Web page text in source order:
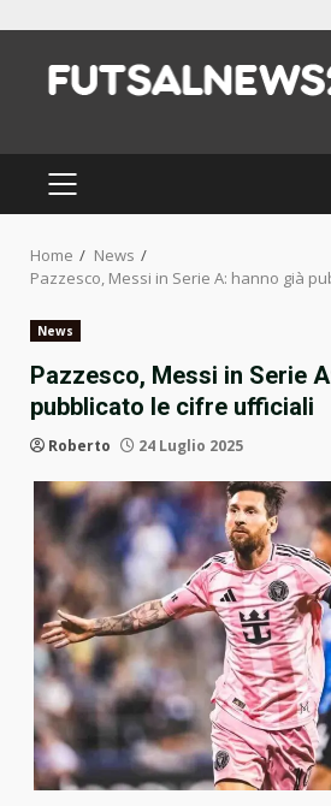
content
PRIMARY
MENU
Home
News
Pazzesco, Messi in Serie A: hanno già
News
Pazzesco, Messi in Serie
pubblicato le cifre ufficiali
Roberto 24 Luglio 2025